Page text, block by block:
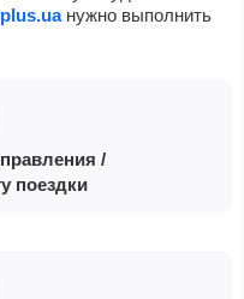
нужно выполнить
/
поездки